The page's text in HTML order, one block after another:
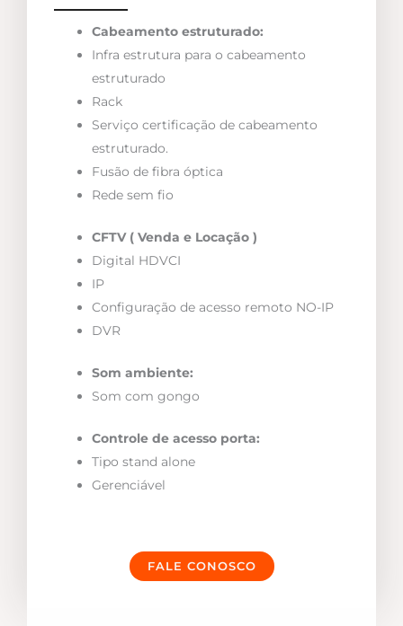
Cabeamento estruturado:
Infra estrutura para o cabeamento
estruturado
Rack
Serviço certificação de cabeamento
estruturado.
Fusão de fibra óptica
Rede sem fio
CFTV ( Venda e Locação )
Digital HDVCI
IP
Configuração de acesso remoto NO-IP
DVR
Som ambiente:
Som com gongo
Controle de acesso porta:
Tipo stand alone
Gerenciável
FALE CONOSCO